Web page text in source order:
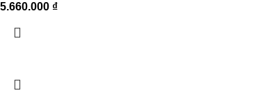
5.660.000 ₫